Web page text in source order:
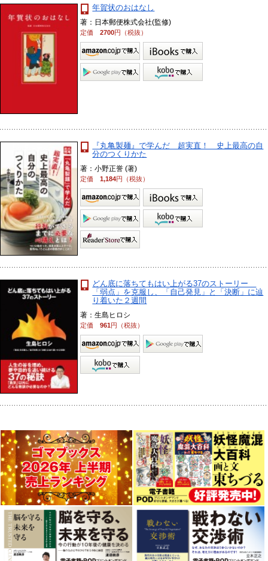
年賀状のおはなし
著：日本郵便株式会社(監修)
定価2700円（税抜）
『丸亀製麺』で学んだ 超実直！ 史上最高の自
分のつくりかた
著：小野正誉 (著)
定価1,184円（税抜）
どん底に落ちてもはい上がる37のストーリー
「弱点」を克服し、「自己発見」と「決断」に辿
り着いた２週間
著：生島ヒロシ
定価961円（税抜）